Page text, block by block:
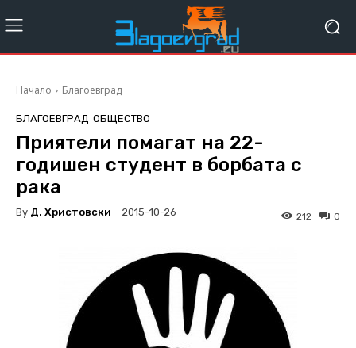
Начало Благоевград
БЛАГОЕВГРАД ОБЩЕСТВО
Приятели помагат на 22-
годишен студент в борбата с
рака
By Д. Христовски 2015-10-26 0
212